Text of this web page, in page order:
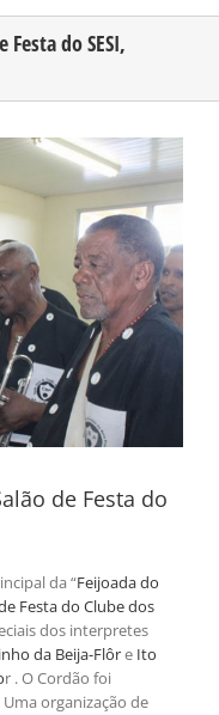
do SESI,
de Festa do
da “Feijoada do
Festa do Clube dos
dos interpretes
da Beija-Flôre Ito
r . O Cordão foi
Uma organização de